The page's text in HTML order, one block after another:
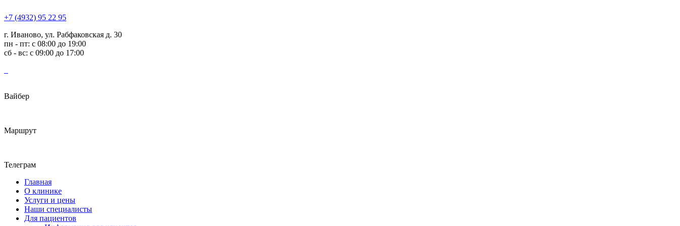
+7 (4932) 95 22 95
г. Иваново, ул. Рабфаковская д. 30
пн - пт: с 08:00 до 19:00
сб - вс: с 09:00 до 17:00
Вайбер
Маршрут
Телеграм
Главная
О клинике
Услуги и цены
Наши специалисты
Для пациентов